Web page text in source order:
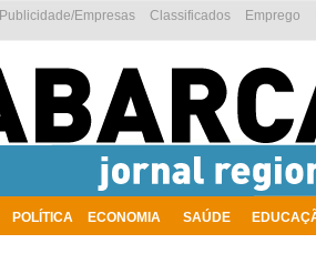
POLÍTICA ECONOMIA SAÚDE
Emprego
Classificados
Publicidade/Empresas